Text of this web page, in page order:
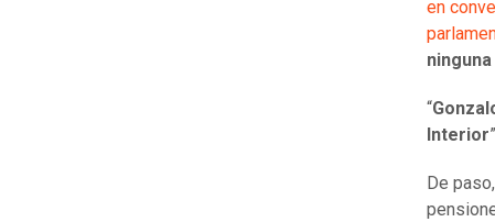
en
“
Interior
De